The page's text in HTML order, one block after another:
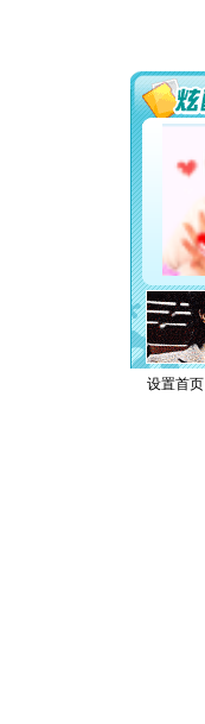
设置首页